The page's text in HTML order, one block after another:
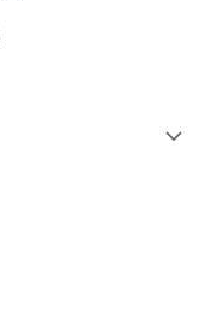
expand_more